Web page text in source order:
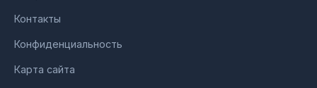
Контакты
Конфиденциальность
Карта сайта